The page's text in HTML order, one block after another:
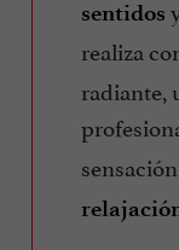
sentidos
realiza
radiante,